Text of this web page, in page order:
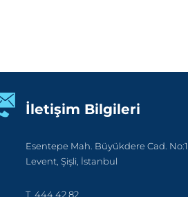
İletişim Bilgileri
Esentepe Mah. Büyükdere Cad.
Levent, Şişli, İstanbul
T. 444 42 82